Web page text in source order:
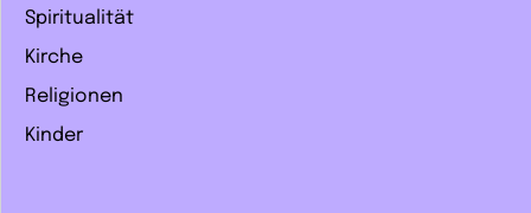
Spiritualität
Kirche
Religionen
Kinder